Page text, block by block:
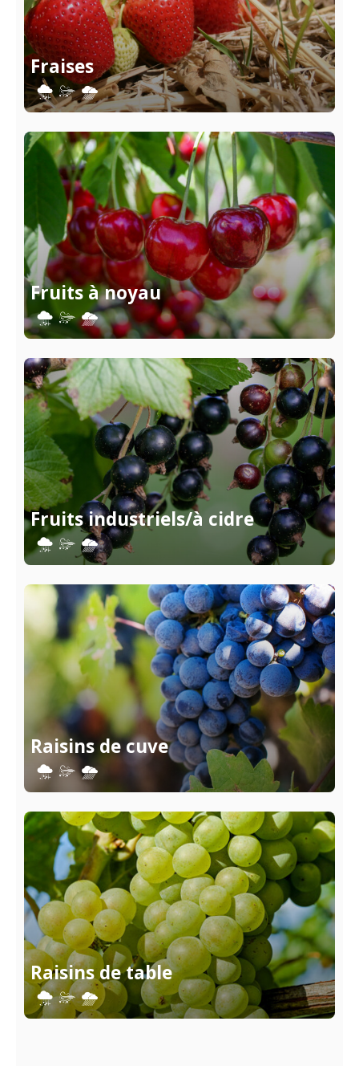
Fraises
Fruits à noyau
Fruits industriels/à cidre
Raisins de cuve
Raisins de table